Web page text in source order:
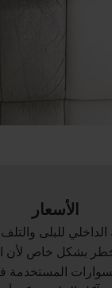
الأسعار
للبلى
بشكل خاص لأن